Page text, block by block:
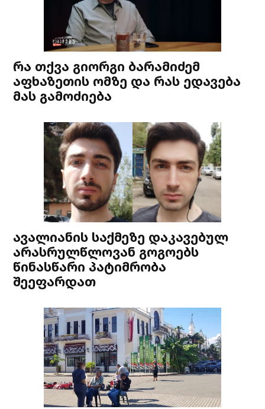
რა თქვა გიორგი ბარამიძემ
აფხაზეთის ომზე და რას ედავება
მას გამოძიება
ავალიანის საქმეზე დაკავებულ
არასრულწლოვან გოგოებს
წინასწარი პატიმრობა
შეეფარდათ